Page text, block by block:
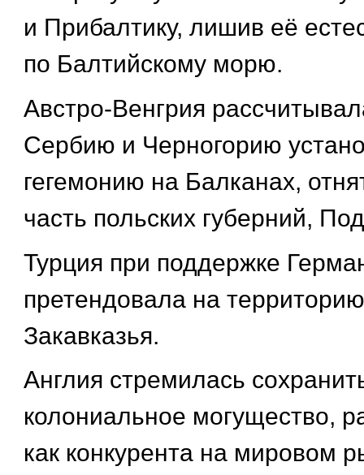
и Прибалтику, лишив её
по Балтийскому морю.
Австро-Венгрия
Сербию и Черногорию
гегемонию на Балканах,
часть польских губерний,
Турция при поддержке
претендовала на территорию
Закавказья.
Англия стремилась
колониальное могущество,
как конкурента на мировом